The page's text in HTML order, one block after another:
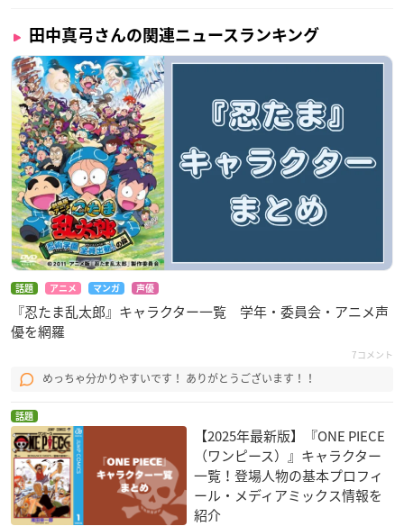
田中真弓さんの関連ニュースランキング
話題 アニメ マンガ 声優
『忍たま乱太郎』キャラクター一覧 学年・委員会・アニメ声
優を網羅
7コメント
めっちゃ分かりやすいです！ ありがとうございます！！
話題
【2025年最新版】『ONE PIECE
（ワンピース）』キャラクター
一覧！登場人物の基本プロフィ
ール・メディアミックス情報を
紹介